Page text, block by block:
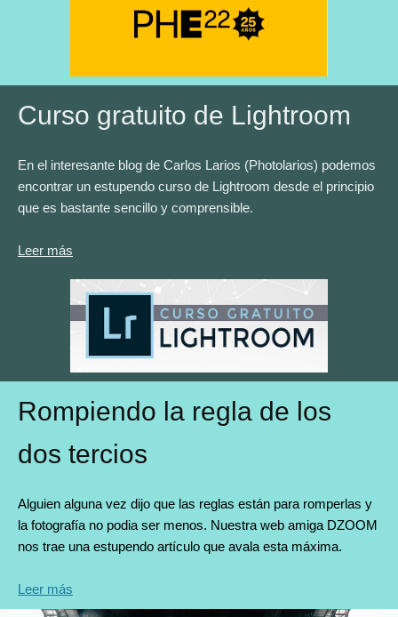
Curso gratuito de Lightroom
En el interesante blog de Carlos Larios (Photolarios) podemos
encontrar un estupendo curso de Lightroom desde el principio
que es bastante sencillo y comprensible.
Leer más
Rompiendo la regla de los
dos tercios
Alguien alguna vez dijo que las reglas están para romperlas y
la fotografía no podia ser menos. Nuestra web amiga DZOOM
nos trae una estupendo artículo que avala esta máxima.
Leer más